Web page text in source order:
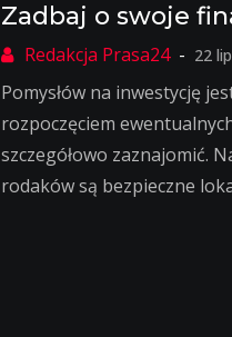
Zadbaj o swoje
22
Pomysłów na inwestycję
rozpoczęciem
szczegółowo zaznajomić.
rodaków są bezpieczne